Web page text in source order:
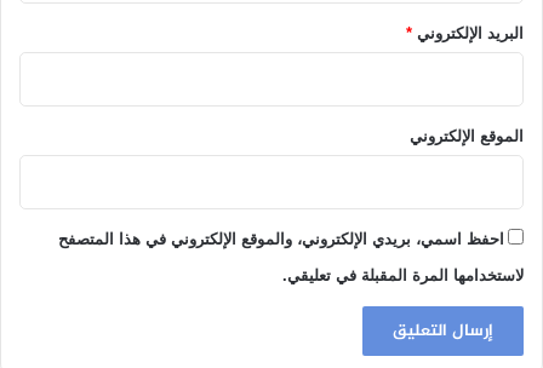
البريد الإلكتروني *
الموقع الإلكتروني
احفظ اسمي، بريدي الإلكتروني، والموقع الإلكتروني في هذا المتصفح
لاستخدامها المرة المقبلة في تعليقي.